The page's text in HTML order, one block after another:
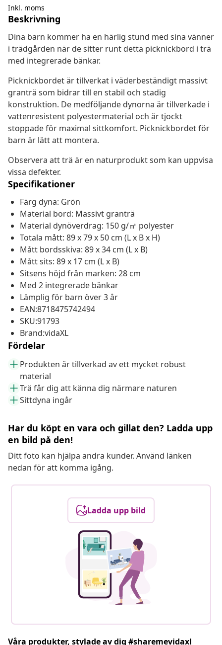
Inkl. moms
Beskrivning
Dina barn kommer ha en härlig stund med sina vänner
i trädgården när de sitter runt detta picknickbord i trä
med integrerade bänkar.
Picknickbordet är tillverkat i väderbeständigt massivt
granträ som bidrar till en stabil och stadig
konstruktion. De medföljande dynorna är tillverkade i
vattenresistent polyestermaterial och är tjockt
stoppade för maximal sittkomfort. Picknickbordet för
barn är lätt att montera.
Observera att trä är en naturprodukt som kan uppvisa
vissa defekter.
Specifikationer
Färg dyna: Grön
Material bord: Massivt granträ
Material dynöverdrag: 150 g/㎡ polyester
Totala mått: 89 x 79 x 50 cm (L x B x H)
Mått bordsskiva: 89 x 34 cm (L x B)
Mått sits: 89 x 17 cm (L x B)
Sitsens höjd från marken: 28 cm
Med 2 integrerade bänkar
Lämplig för barn över 3 år
EAN:8718475742494
SKU:91793
Brand:vidaXL
Fördelar
Produkten är tillverkad av ett mycket robust
material
Trä får dig att känna dig närmare naturen
Sittdyna ingår
Har du köpt en vara och gillat den? Ladda upp
en bild på den!
Ditt foto kan hjälpa andra kunder. Använd länken
nedan för att komma igång.
Ladda upp bild
Våra produkter, stylade av dig #sharemevidaxl